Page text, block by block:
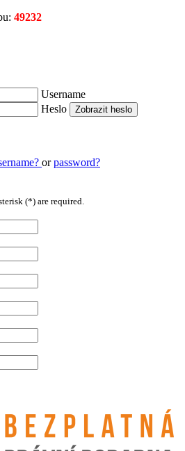
49232
Username
Heslo
Zobrazit heslo
orpassword?
(*) are required.